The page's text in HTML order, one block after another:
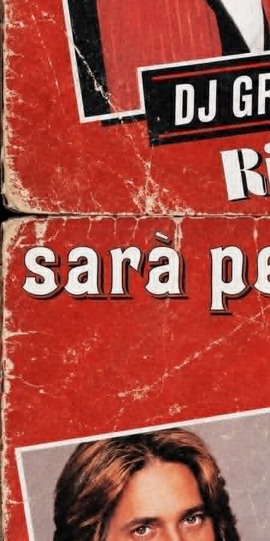
Paris devant
KARRY...
****CONCOURS,
DJ MARS
évoluer ensuite en
pour des Radios
quelques concours
DJ MARS
000 participants
finalistes de ce
DJ M4RS gagnera
pour mixer en
BLACK
VALENCIENNES
****REMIX,
DJ MARS fera
STYLE, CEPHAZ,
(Zumba), LES
SABA, MORGANE
Plusieurs titres
Radio Star, Mixlor